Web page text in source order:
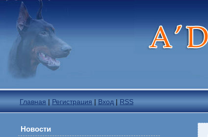
Главная | Регистрация | Вход | RSS
Новости